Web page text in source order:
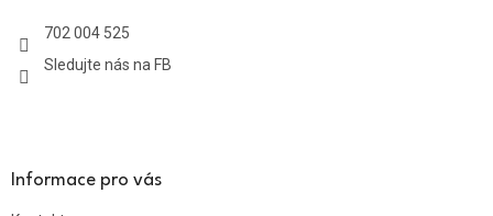
702 004 525
Sledujte nás na FB
Informace pro vás